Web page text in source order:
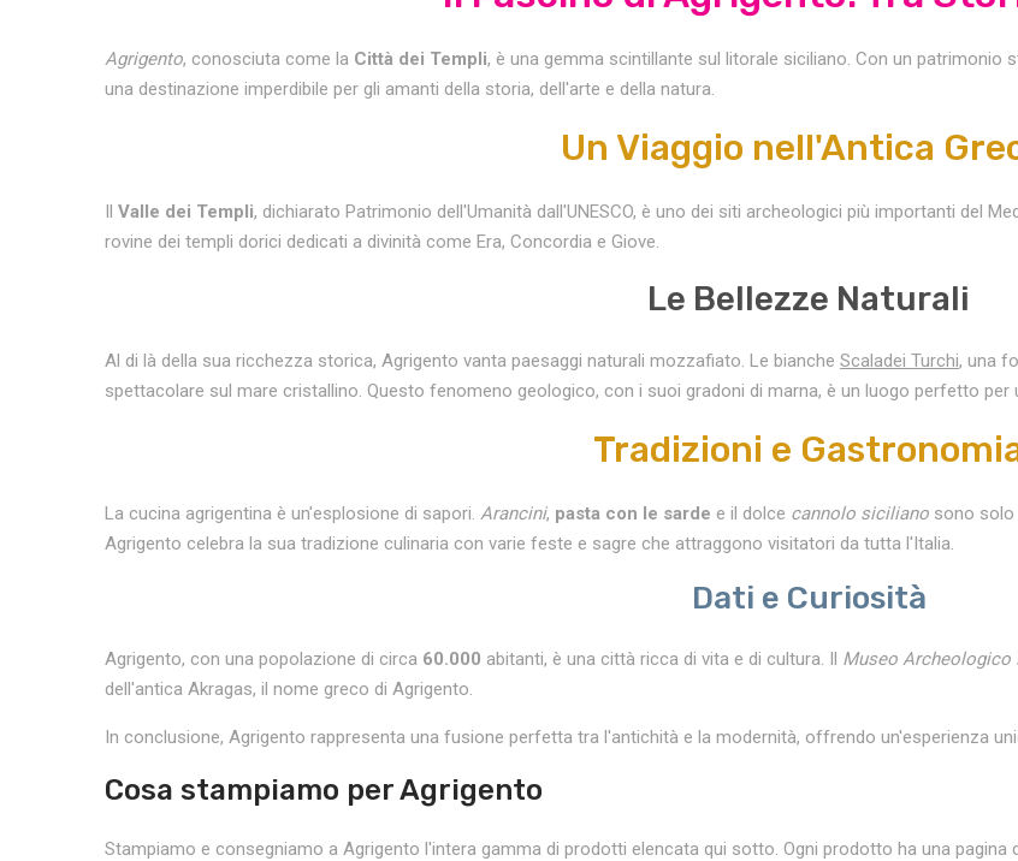
Agrigento, conosciuta come la Città dei Templi, è una gemma scintillante sul litorale siciliano. Con un
una destinazione imperdibile per gli amanti della storia, dell'arte e della natura.
Un Viaggio nell'Antica
Il Valle dei Templi, dichiarato Patrimonio dell'Umanità dall'UNESCO, è uno dei siti archeologici più importanti del
rovine dei templi dorici dedicati a divinità come Era, Concordia e Giove.
Le Bellezze Naturali
Al di là della sua ricchezza storica, Agrigento vanta paesaggi naturali mozzafiato. Le bianche Scaladei Turchi, una
spettacolare sul mare cristallino. Questo fenomeno geologico, con i suoi gradoni di marna, è un luogo perfetto per
Tradizioni e
La cucina agrigentina è un'esplosione di sapori. Arancini, pasta con le sarde e il dolce cannolo siciliano sono solo
Agrigento celebra la sua tradizione culinaria con varie feste e sagre che attraggono visitatori da tutta l'Italia.
Dati e Curiosità
Agrigento, con una popolazione di circa 60.000 abitanti, è una città ricca di vita e di cultura. Il Museo Archeologico
dell'antica Akragas, il nome greco di Agrigento.
In conclusione, Agrigento rappresenta una fusione perfetta tra l'antichità e la modernità, offrendo un'esperienza
Cosa stampiamo per Agrigento
Stampiamo e consegniamo a Agrigento l'intera gamma di prodotti elencata qui sotto. Ogni prodotto ha una